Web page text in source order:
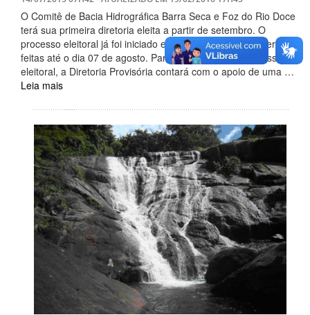
O Comitê de Bacia Hidrográfica Barra Seca e Foz do Rio Doce
terá sua primeira diretoria eleita a partir de setembro. O
processo eleitoral já foi iniciado e as inscrições podem ser
feitas até o dia 07 de agosto. Para a condução do processo
eleitoral, a Diretoria Provisória contará com o apoio de uma …
Leia mais